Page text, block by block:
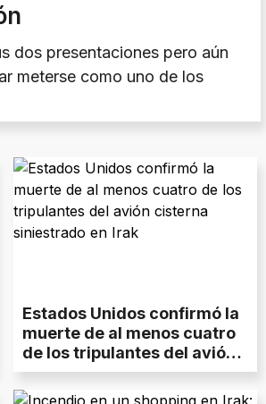
dos presentaciones pero aún
meterse como uno de los
Estados Unidos confirmó la
muerte de al menos cuatro
de los tripulantes del avión
cisterna siniestrado en Irak